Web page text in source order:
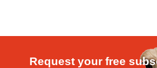
Request your free